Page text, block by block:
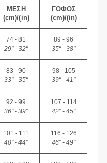
ΜΈΣΗ
(cm)/(in)
ΓΟΦΌΣ
(cm)/(in)
74 - 81
29" - 32"
89 - 96
35" - 38"
83 - 90
33" - 35"
98 - 105
39" - 41"
92 - 99
36" - 39"
107 - 114
42" - 45"
101 - 111
40" - 44"
116 - 126
46" - 49"